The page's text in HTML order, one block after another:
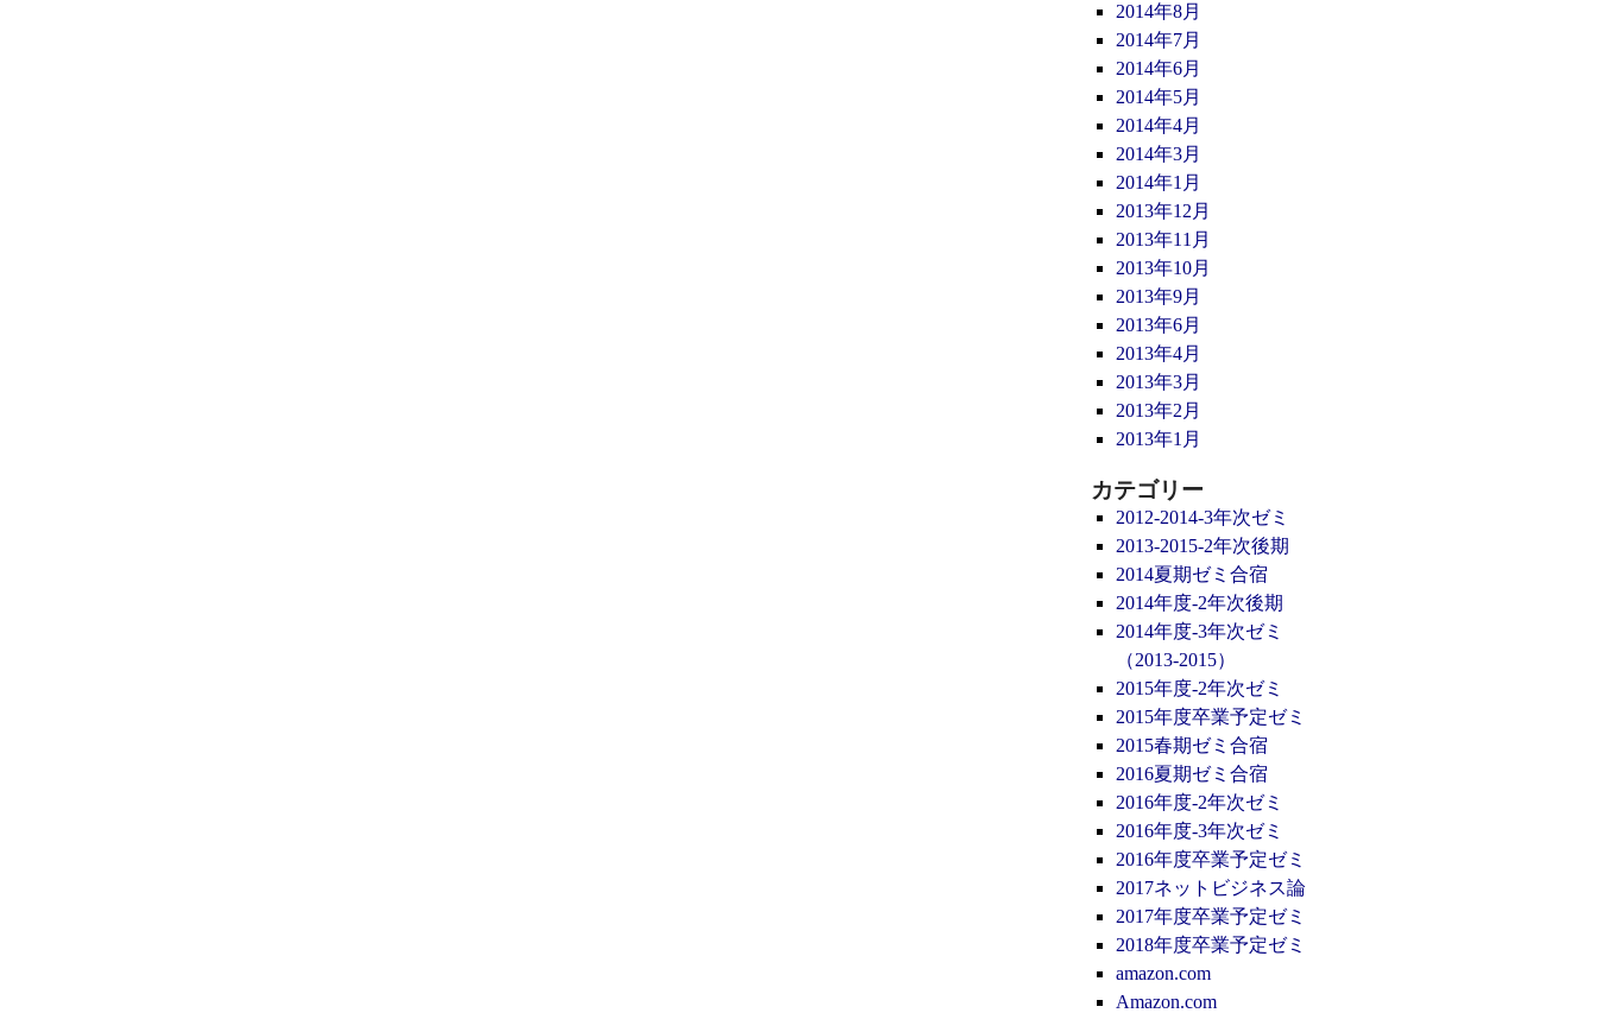
2014年8月
2014年7月
2014年6月
2014年5月
2014年4月
2014年3月
2014年1月
2013年12月
2013年11月
2013年10月
2013年9月
2013年6月
2013年4月
2013年3月
2013年2月
2013年1月
カテゴリー
2012-2014-3年次ゼミ
2013-2015-2年次後期
2014夏期ゼミ合宿
2014年度-2年次後期
2014年度-3年次ゼミ
（2013-2015）
2015年度-2年次ゼミ
2015年度卒業予定ゼミ
2015春期ゼミ合宿
2016夏期ゼミ合宿
2016年度-2年次ゼミ
2016年度-3年次ゼミ
2016年度卒業予定ゼミ
2017ネットビジネス論
2017年度卒業予定ゼミ
2018年度卒業予定ゼミ
amazon.com
Amazon.com